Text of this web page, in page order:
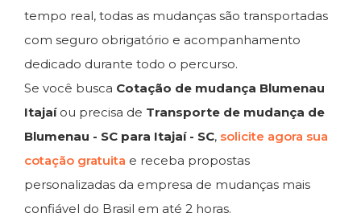
tempo real, todas as mudanças são transportadas
com seguro obrigatório e acompanhamento
dedicado durante todo o percurso.
Se você busca Cotação de mudança Blumenau
Itajaíou precisa de Transporte de mudança de
Blumenau - SC para Itajaí - SC, solicite agora sua
cotação gratuita e receba propostas
personalizadas da empresa de mudanças mais
confiável do Brasil em até 2 horas.